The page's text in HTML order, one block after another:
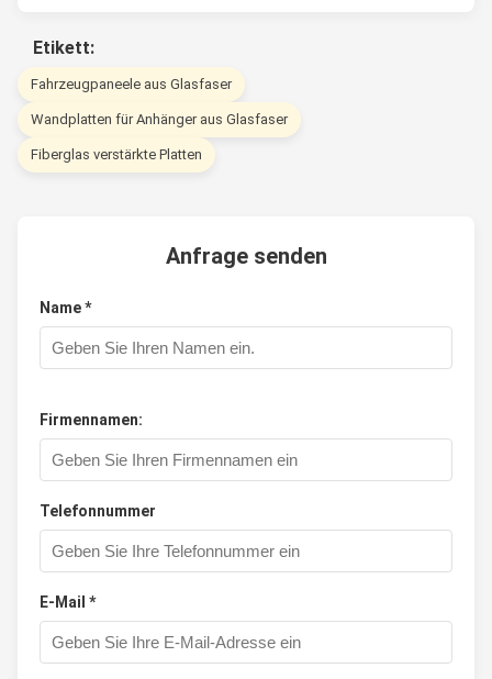
6 Absorption durch Wasser
8
Etikett:
Fahrzeugpaneele aus Glasfaser
Wandplatten für Anhänger aus Glasfaser
Fiberglas verstärkte Platten
Anfrage senden
Name *
Firmennamen:
Telefonnummer
E-Mail *